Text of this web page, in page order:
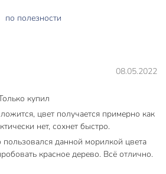
ч
слоев
водный
матовый
не
по полезности
08.05.2022
купил
цвет получается примерно как
нет, сохнет быстро.
пользовался данной морилкой цвета
красное дерево. Всё отлично.